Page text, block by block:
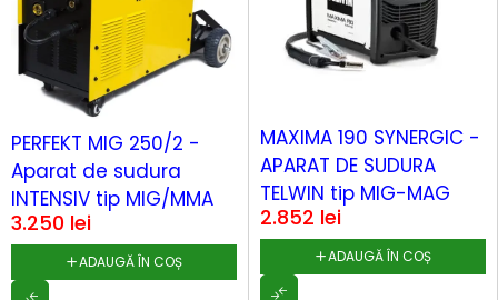
PERFEKT MIG 250/2 -
Aparat de sudura
INTENSIV tip MIG/MMA
3.250 lei
ADAUGĂ ÎN COȘ
MAXIMA 190 SYNERGIC -
APARAT DE SUDURA
TELWIN tip MIG-MAG
2.852 lei
ADAUGĂ ÎN COȘ